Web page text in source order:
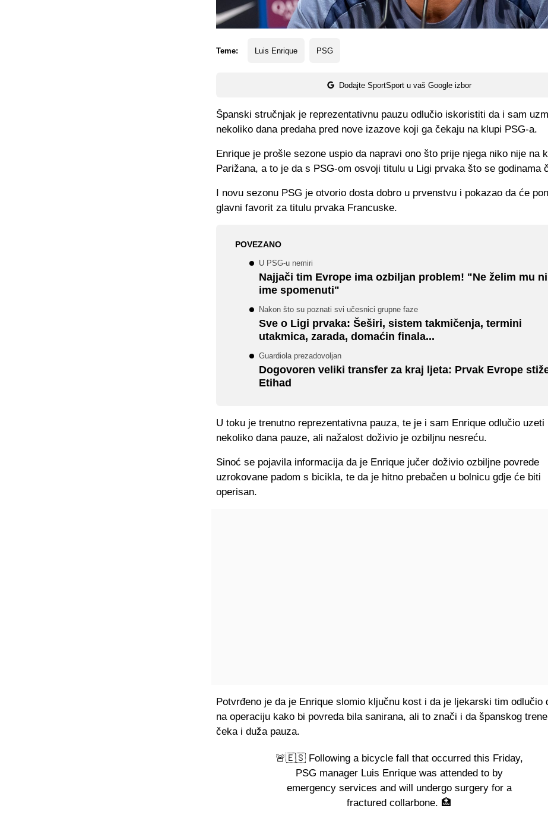
Teme: Luis Enrique PSG
Dodajte SportSport u vaš Google izbor
Španski stručnjak je reprezentativnu pauzu odlučio iskoristiti da i sam
nekoliko dana predaha pred nove izazove koji ga čekaju na klupi PSG-a.
Enrique je prošle sezone uspio da napravi ono što prije njega niko nije na
Parižana, a to je da s PSG-om osvoji titulu u Ligi prvaka što se godinama
I novu sezonu PSG je otvorio dosta dobro u prvenstvu i pokazao da će
glavni favorit za titulu prvaka Francuske.
POVEZANO
U PSG-u nemiri
Najjači tim Evrope ima ozbiljan problem! "Ne želim mu ni
ime spomenuti"
Nakon što su poznati svi učesnici grupne faze
Sve o Ligi prvaka: Šeširi, sistem takmičenja, termini
utakmica, zarada, domaćin finala...
Guardiola prezadovoljan
Dogovoren veliki transfer za kraj ljeta: Prvak Evrope
Etihad
U toku je trenutno reprezentativna pauza, te je i sam Enrique odlučio uzeti
nekoliko dana pauze, ali nažalost doživio je ozbiljnu nesreću.
Sinoć se pojavila informacija da je Enrique jučer doživio ozbiljne povrede
uzrokovane padom s bicikla, te da je hitno prebačen u bolnicu gdje će biti
operisan.
Potvrđeno je da je Enrique slomio ključnu kost i da je ljekarski tim odlučio
na operaciju kako bi povreda bila sanirana, ali to znači i da španskog
čeka i duža pauza.
🚨🇪🇸 Following a bicycle fall that occurred this Friday,
PSG manager Luis Enrique was attended to by
emergency services and will undergo surgery for a
fractured collarbone. 🏥